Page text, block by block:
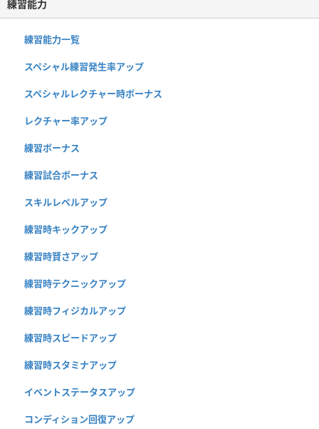
練習能力
練習能力一覧
スペシャル練習発生率アップ
スペシャルレクチャー時ボーナス
レクチャー率アップ
練習ボーナス
練習試合ボーナス
スキルレベルアップ
練習時キックアップ
練習時賢さアップ
練習時テクニックアップ
練習時フィジカルアップ
練習時スピードアップ
練習時スタミナアップ
イベントステータスアップ
コンディション回復アップ